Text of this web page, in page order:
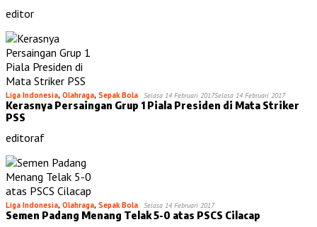
editor
Liga Indonesia, Olahraga, Sepak Bola Selasa 14 Februari 2017Selasa 14 Februari 2017
Kerasnya Persaingan Grup 1 Piala Presiden di Mata Striker
PSS
editoraf
Liga Indonesia, Olahraga, Sepak Bola Selasa 14 Februari 2017
Semen Padang Menang Telak 5-0 atas PSCS Cilacap